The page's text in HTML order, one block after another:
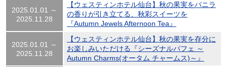
2025.01.01 ～
2025.11.28
【ウェスティンホテル仙台】秋の果実をバニラ
の香りが引き立てる、秋彩スイーツを
『Autumn Jewels Afternoon Tea』
2025.01.01 ～
2025.11.28
【ウェスティンホテル仙台】秋の果実を存分に
お楽しみいただける『シーズナルパフェ ～
Autumn Charms(オータム チャームス)～』